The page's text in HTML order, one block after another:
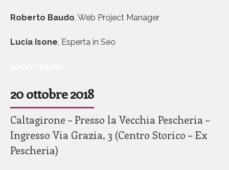
Roberto Baudo, Web Project Manager
Lucia Isone, Esperta in Seo
20 ottobre 2018
Caltagirone – Presso la Vecchia Pescheria –
Ingresso Via Grazia, 3 (Centro Storico – Ex
Pescheria)